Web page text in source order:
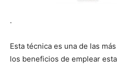
.
Esta técnica es una de las
los beneficios de emplear